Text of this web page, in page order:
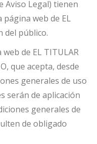
Aviso Legal) tienen
web de EL
del público.
de EL TITULAR
que acepta, desde
generales de uso
serán de aplicación
generales de
de obligado